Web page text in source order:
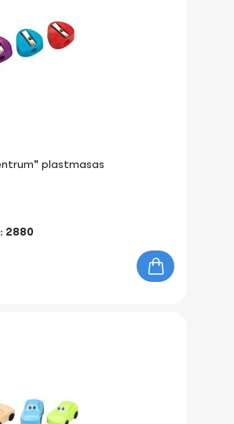
plastmasas
2880